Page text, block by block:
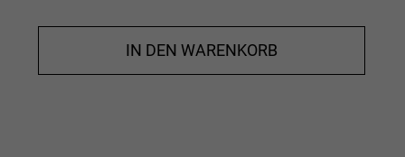
IN DEN WARENKORB